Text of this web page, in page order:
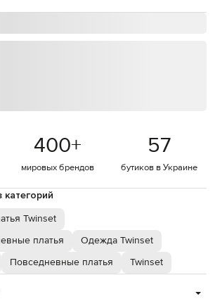
400+
мировых брендов
57
бутиков в Украине
Twinset
платья
Одежда Twinset
Повседневные платья Twinset